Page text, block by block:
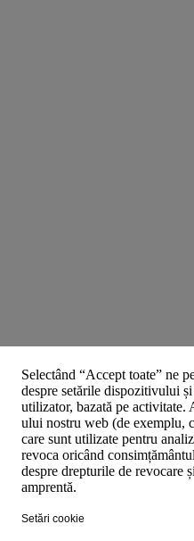
Selectând “Accept toate” ne
despre setările dispozitivului
utilizator, bazată pe activitate.
ului nostru web (de exemplu,
care sunt utilizate pentru
revoca oricând
despre drepturile de revocare
amprentă.
Setări cookie